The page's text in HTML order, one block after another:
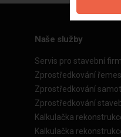
Naše služby
Servis pro stavební
Zprostředkování
Zprostředkování
Zprostředkování
Kalkulačka
Kalkulačka